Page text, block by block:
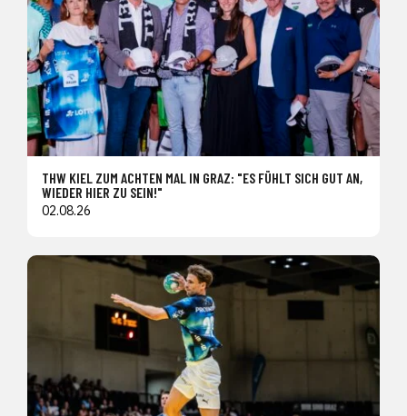
THW KIEL ZUM ACHTEN MAL IN GRAZ: "ES FÜHLT SICH GUT AN,
WIEDER HIER ZU SEIN!"
02.08.26